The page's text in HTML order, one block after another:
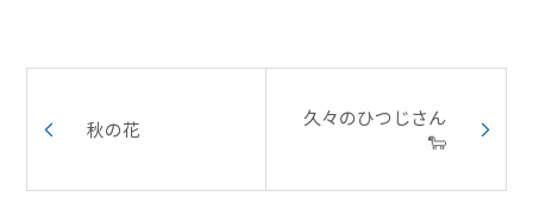
秋の花
久々のひつじさん
🐑